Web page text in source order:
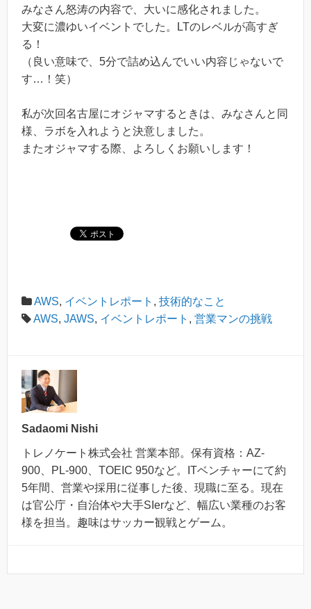
みなさん怒涛の内容で、大いに感化されました。
大変に濃ゆいイベントでした。LTのレベルが高すぎ
る！
（良い意味で、5分で詰め込んでいい内容じゃないで
す…！笑）
私が次回名古屋にオジャマするときは、みなさんと同
様、ラボを入れようと決意しました。
またオジャマする際、よろしくお願いします！
AWS, イベントレポート , 技術的なこと
AWS, JAWS, イベントレポート , 営業マンの挑戦
Sadaomi Nishi
トレノケート株式会社 営業本部。保有資格：AZ-
900、PL-900、TOEIC 950など。ITベンチャーにて約
5年間、営業や採用に従事した後、現職に至る。現在
は官公庁・自治体や大手SIerなど、幅広い業種のお客
様を担当。趣味はサッカー観戦とゲーム。